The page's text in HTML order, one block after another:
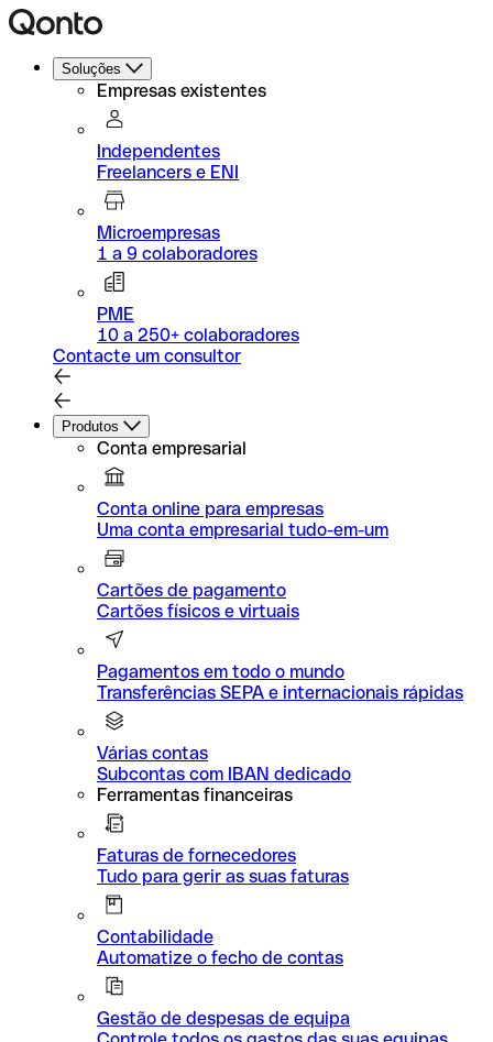
Soluções
Empresas existentes
Independentes
Freelancers e ENI
Microempresas
1 a 9 colaboradores
PME
10 a 250+ colaboradores
Contacte um consultor
Produtos
Conta empresarial
Conta online para empresas
Uma conta empresarial tudo-em-um
Cartões de pagamento
Cartões físicos e virtuais
Pagamentos em todo o mundo
Transferências SEPA e internacionais rápidas
Várias contas
Subcontas com IBAN dedicado
Ferramentas financeiras
Faturas de fornecedores
Tudo para gerir as suas faturas
Contabilidade
Automatize o fecho de contas
Gestão de despesas de equipa